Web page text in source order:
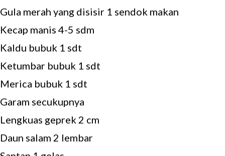
Gula merah yang disisir 1 sendok makan
Kecap manis 4-5 sdm
Kaldu bubuk 1 sdt
Ketumbar bubuk 1 sdt
Merica bubuk 1 sdt
Garam secukupnya
Lengkuas geprek 2 cm
Daun salam 2 lembar